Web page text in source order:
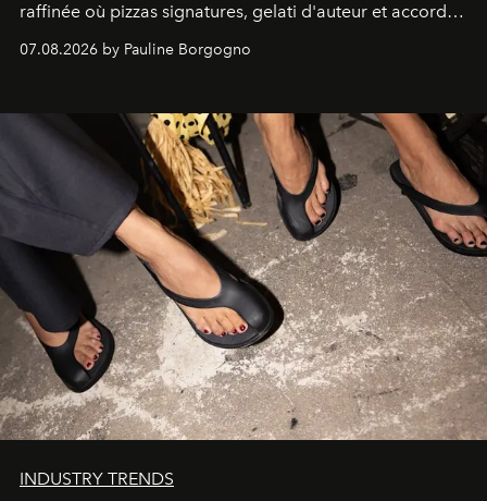
raffinée où pizzas signatures, gelati d'auteur et accords
d'exception composent un véritable voyage sensoriel.
07.08.2026 by Pauline Borgogno
INDUSTRY TRENDS